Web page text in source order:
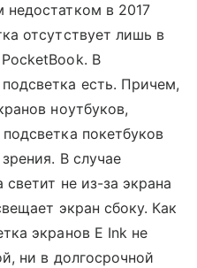
недостатком в 2017
отсутствует лишь в
В
есть. Причем,
ноутбуков,
покетбуков
В случае
не из-за экрана
экран сбоку. Как
экранов E Ink не
ни в долгосрочной